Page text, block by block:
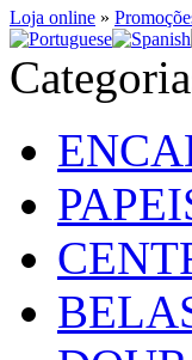
Loja online »